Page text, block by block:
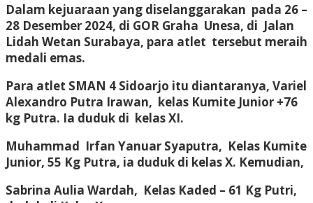
Dalam kejuaraan yang diselanggarakan pada 26 –
28 Desember 2024, di GOR Graha Unesa, di Jalan
Lidah Wetan Surabaya, para atlet tersebut meraih
medali emas.
Para atlet SMAN 4 Sidoarjo itu diantaranya, Variel
Alexandro Putra Irawan, kelas Kumite Junior +76
kg Putra. Ia duduk di kelas XI.
Muhammad Irfan Yanuar Syaputra, Kelas Kumite
Junior, 55 Kg Putra, ia duduk di kelas X. Kemudian,
Sabrina Aulia Wardah, Kelas Kaded – 61 Kg Putri,